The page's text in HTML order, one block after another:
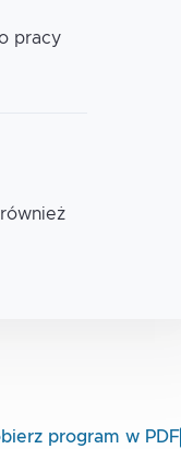
pracy
program w PDF